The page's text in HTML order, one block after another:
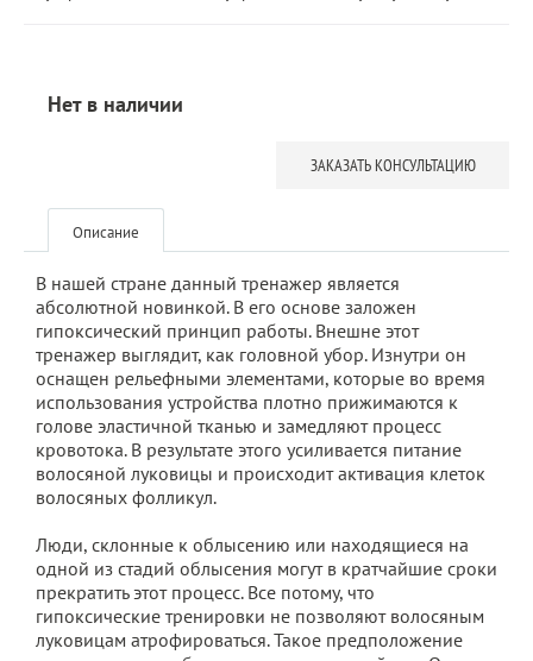
Нет в наличии
ЗАКАЗАТЬ КОНСУЛЬТАЦИЮ
Описание
В нашей стране данный тренажер является
абсолютной новинкой. В его основе заложен
гипоксический принцип работы. Внешне этот
тренажер выглядит, как головной убор. Изнутри он
оснащен рельефными элементами, которые во время
использования устройства плотно прижимаются к
голове эластичной тканью и замедляют процесс
кровотока. В результате этого усиливается питание
волосяной луковицы и происходит активация клеток
волосяных фолликул.
Люди, склонные к облысению или находящиеся на
одной из стадий облысения могут в кратчайшие сроки
прекратить этот процесс. Все потому, что
гипоксические тренировки не позволяют волосяным
луковицам атрофироваться. Такое предположение